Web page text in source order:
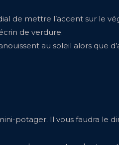
de mettre l’accent sur le
de verdure.
au soleil alors
potager. Il vous faudra le